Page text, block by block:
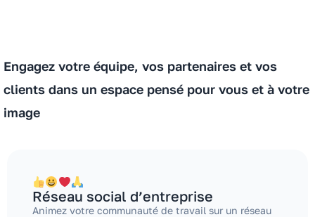
Engagez votre équipe, vos partenaires et vos
clients dans un espace pensé pour vous et à votre
image
Réseau social d’entreprise
Animez votre communauté de travail sur un réseau